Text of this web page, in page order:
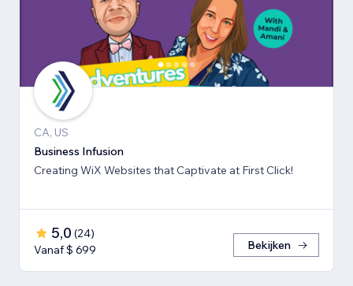
CA, US
Business Infusion
Creating WiX Websites that Captivate at First Click!
5,0 (24)
Vanaf $ 699
Bekijken